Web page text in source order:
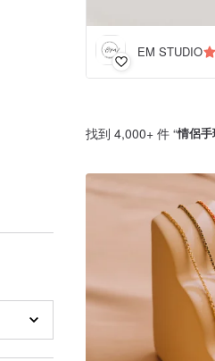
EM STUDIO
找到 4,000+ 件 “情侶